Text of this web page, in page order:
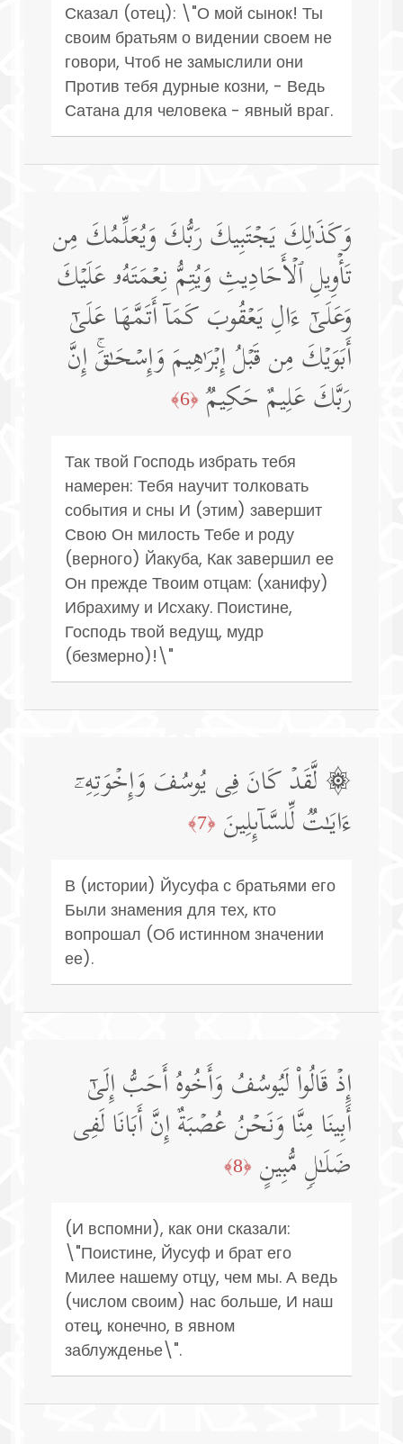
Сказал (отец): \"О мой сынок! Ты
своим братьям о видении своем не
говори, Чтоб не замыслили они
Против тебя дурные козни, - Ведь
Сатана для человека - явный враг.
وَكَذَ ٰ⁠لِكَ یَجۡتَبِیكَ رَبُّكَ وَیُعَلِّمُكَ مِن
تَأۡوِیلِ ٱلۡأَحَادِیثِ وَیُتِمُّ نِعۡمَتَهُۥ عَلَیۡكَ
وَعَلَىٰۤ ءَالِ یَعۡقُوبَ كَمَاۤ أَتَمَّهَا عَلَىٰۤ
أَبَوَیۡكَ مِن قَبۡلُ إِبۡرَ ٰ⁠هِیمَ وَإِسۡحَـٰقَۚ إِنَّ
رَبَّكَ عَلِیمٌ حَكِیمࣱ ﴿6﴾
Так твой Господь избрать тебя
намерен: Тебя научит толковать
события и сны И (этим) завершит
Свою Он милость Тебе и роду
(верного) Йакуба, Как завершил ее
Он прежде Твоим отцам: (ханифу)
Ибрахиму и Исхаку. Поистине,
Господь твой ведущ, мудр
(безмерно)!\"
۞ لَّقَدۡ كَانَ فِی یُوسُفَ وَإِخۡوَتِهِۦۤ
ءَایَـٰتࣱ لِّلسَّاۤىِٕلِینَ ﴿7﴾
В (истории) Йусуфа с братьями его
Были знамения для тех, кто
вопрошал (Об истинном значении
ее).
إِذۡ قَالُوا۟ لَیُوسُفُ وَأَخُوهُ أَحَبُّ إِلَىٰۤ
أَبِینَا مِنَّا وَنَحۡنُ عُصۡبَةٌ إِنَّ أَبَانَا لَفِی
ضَلَـٰلࣲ مُّبِینٍ ﴿8﴾
(И вспомни), как они сказали:
\"Поистине, Йусуф и брат его
Милее нашему отцу, чем мы. А ведь
(числом своим) нас больше, И наш
отец, конечно, в явном
заблужденье\".